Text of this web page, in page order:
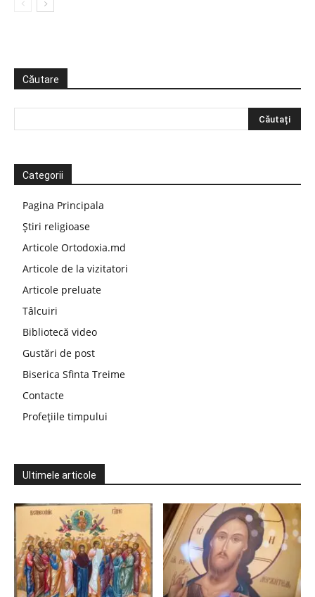
Căutare
Categorii
Pagina Principala
Știri religioase
Articole Ortodoxia.md
Articole de la vizitatori
Articole preluate
Tâlcuiri
Bibliotecă video
Gustări de post
Biserica Sfinta Treime
Contacte
Profețiile timpului
Ultimele articole